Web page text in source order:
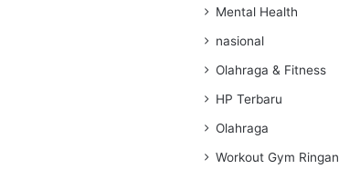
Mental Health
nasional
Olahraga & Fitness
HP Terbaru
Olahraga
Workout Gym Ringan